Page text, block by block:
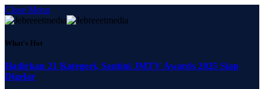
Close Menu
What's Hot
Hadirkan 21 Kategori, Santini JMTV Awards 2025 Siap
Digelar